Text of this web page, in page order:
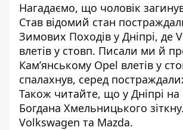
Нагадаємо, що чоловік
Став відомий стан
Зимових Походів у Дніпрі, де
влетів у стовп. Писали ми й
Кам’янському Opel влетів у
спалахнув, серед
Також читайте, що у Дніпрі на
Богдана Хмельницького
Volkswagen та Mazda.